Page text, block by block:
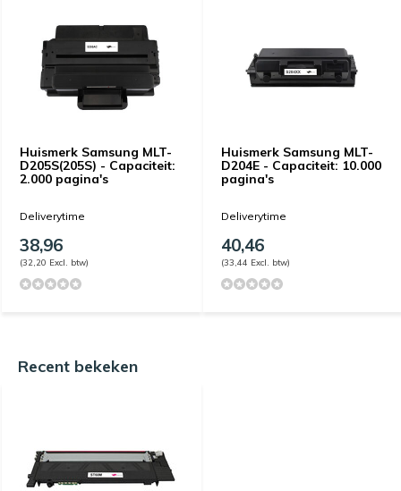
Huismerk Samsung MLT-
D205S(205S) - Capaciteit:
2.000 pagina's
Deliverytime
38,96
(32,20 Excl. btw)
Huismerk Samsung MLT-
D204E - Capaciteit: 10.000
pagina's
Deliverytime
40,46
(33,44 Excl. btw)
Recent bekeken